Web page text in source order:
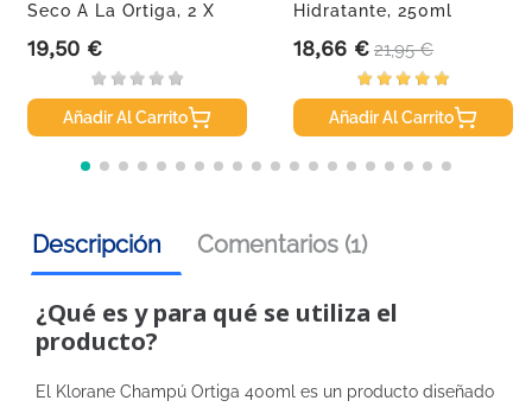
Seco A La Ortiga, 2 X
Precio
19,50 €
Añadir Al Carrito
Hidratante, 250ml
Precio
18,66 € Precio base
21,95 €
Añadir Al Carrito
Descripción Comentarios (1)
¿Qué es y para qué se utiliza el
producto?
El Klorane Champú Ortiga 400ml es un producto diseñado